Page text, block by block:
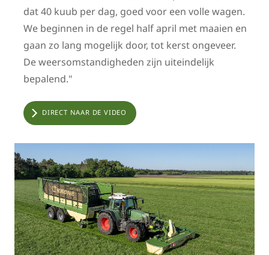
dat 40 kuub per dag, goed voor een volle wagen.
We beginnen in de regel half april met maaien en
gaan zo lang mogelijk door, tot kerst ongeveer.
De weersomstandigheden zijn uiteindelijk
bepalend."
DIRECT NAAR DE VIDEO